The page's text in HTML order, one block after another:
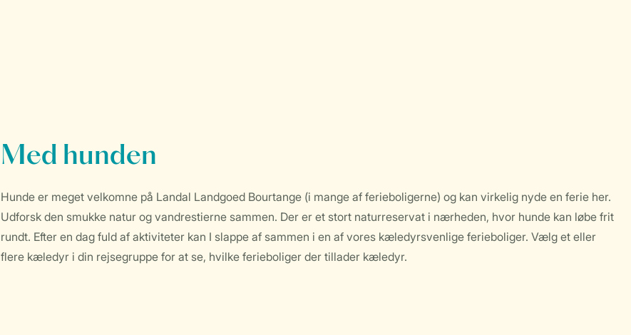
Med hunden
Hunde er meget velkomne på Landal Landgoed Bourtange (i mange af ferieboligerne) og kan virkelig nyde en ferie her.
Udforsk den smukke natur og vandrestierne sammen. Der er et stort naturreservat i nærheden, hvor hunde kan løbe frit
rundt. Efter en dag fuld af aktiviteter kan I slappe af sammen i en af vores kæledyrsvenlige ferieboliger. Vælg et eller
flere kæledyr i din rejsegruppe for at se, hvilke ferieboliger der tillader kæledyr.